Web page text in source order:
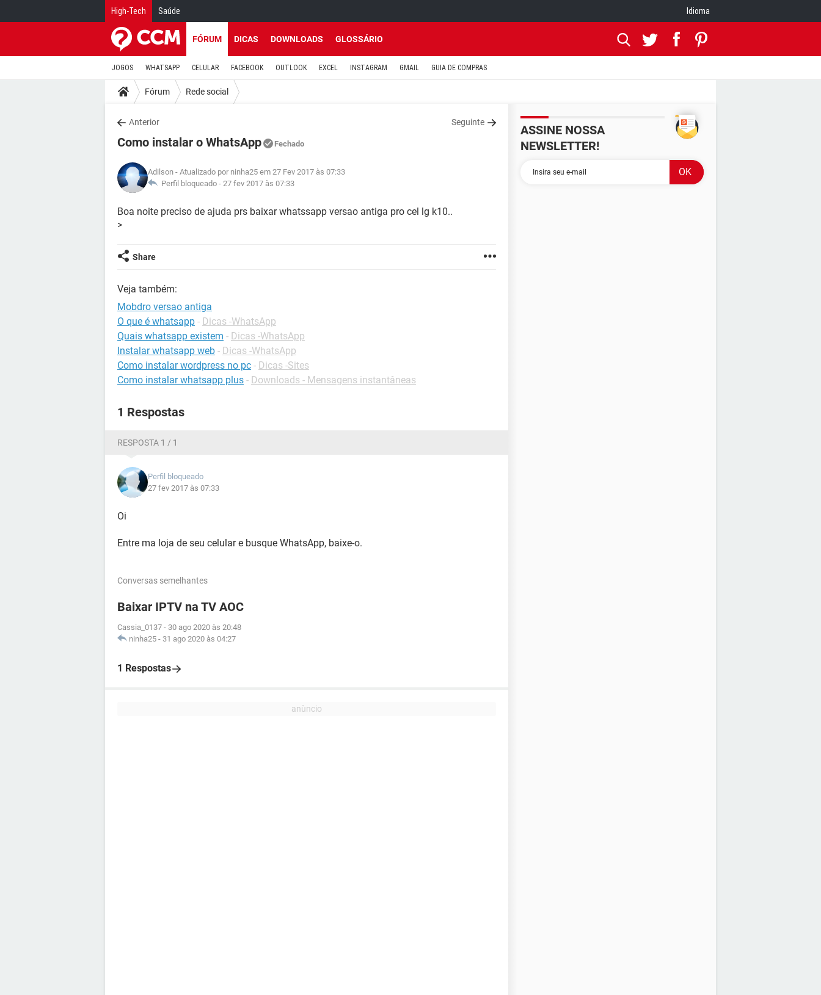
High-Tech Saúde Idioma
FÓRUM DICAS DOWNLOADS GLOSSÁRIO
JOGOS WHATSAPP CELULAR FACEBOOK OUTLOOK EXCEL INSTAGRAM GMAIL GUIA DE COMPRAS
Fórum Rede social
Anterior Seguinte
Como instalar o WhatsApp Fechado
Adilson - Atualizado por ninha25 em 27 Fev 2017 às 07:33
Perfil bloqueado - 27 fev 2017 às 07:33
Boa noite preciso de ajuda prs baixar whatssapp versao antiga pro cel lg k10..
>
Share
Veja também:
Mobdro versao antiga
O que é whatsapp - Dicas -WhatsApp
Quais whatsapp existem - Dicas -WhatsApp
Instalar whatsapp web - Dicas -WhatsApp
Como instalar wordpress no pc - Dicas -Sites
Como instalar whatsapp plus - Downloads - Mensagens instantâneas
1 Respostas
RESPOSTA 1 / 1
Perfil bloqueado
27 fev 2017 às 07:33
Oi
Entre ma loja de seu celular e busque WhatsApp, baixe-o.
Conversas semelhantes
Baixar IPTV na TV AOC
Cassia_0137 - 30 ago 2020 às 20:48
ninha25 - 31 ago 2020 às 04:27
1 Respostas
ASSINE NOSSA
NEWSLETTER!